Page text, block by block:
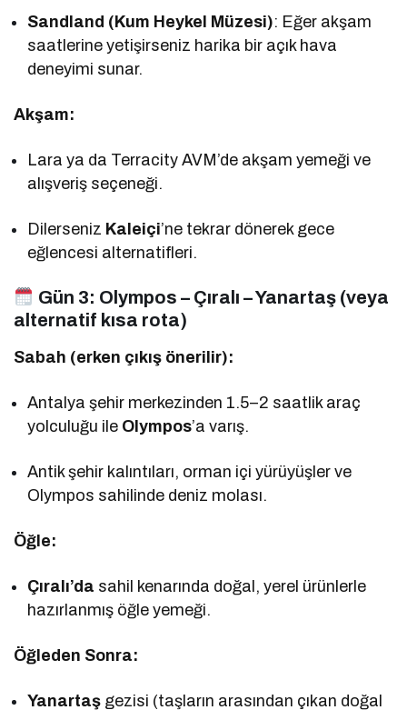
Sandland (Kum Heykel Müzesi): Eğer akşam
saatlerine yetişirseniz harika bir açık hava
deneyimi sunar.
Akşam:
Lara ya da Terracity AVM’de akşam yemeği ve
alışveriş seçeneği.
Dilerseniz Kaleiçi’ne tekrar dönerek gece
eğlencesi alternatifleri.
Gün 3: Olympos – Çıralı – Yanartaş (veya
alternatif kısa rota)
Sabah (erken çıkış önerilir):
Antalya şehir merkezinden 1.5–2 saatlik araç
yolculuğu ile Olympos’a varış.
Antik şehir kalıntıları, orman içi yürüyüşler ve
Olympos sahilinde deniz molası.
Öğle:
Çıralı’da sahil kenarında doğal, yerel ürünlerle
hazırlanmış öğle yemeği.
Öğleden Sonra:
Yanartaş gezisi (taşların arasından çıkan doğal